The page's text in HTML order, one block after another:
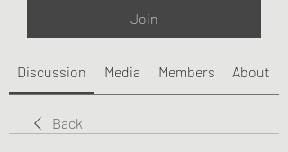
Join
Discussion Media Members About
Back